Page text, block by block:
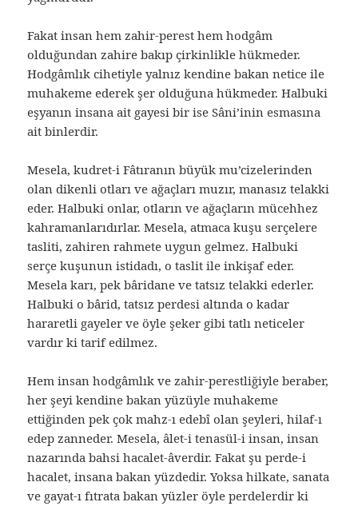
Fakat insan hem zahir-perest hem hodgâm
olduğundan zahire bakıp çirkinlikle hükmeder.
Hodgâmlık cihetiyle yalnız kendine bakan netice ile
muhakeme ederek şer olduğuna hükmeder. Halbuki
eşyanın insana ait gayesi bir ise Sâni’inin esmasına
ait binlerdir.
Mesela, kudret-i Fâtıranın büyük mu’cizelerinden
olan dikenli otları ve ağaçları muzır, manasız telakki
eder. Halbuki onlar, otların ve ağaçların mücehhez
kahramanlarıdırlar. Mesela, atmaca kuşu serçelere
tasliti, zahiren rahmete uygun gelmez. Halbuki
serçe kuşunun istidadı, o taslit ile inkişaf eder.
Mesela karı, pek bâridane ve tatsız telakki ederler.
Halbuki o bârid, tatsız perdesi altında o kadar
hararetli gayeler ve öyle şeker gibi tatlı neticeler
vardır ki tarif edilmez.
Hem insan hodgâmlık ve zahir-perestliğiyle beraber,
her şeyi kendine bakan yüzüyle muhakeme
ettiğinden pek çok mahz-ı edebî olan şeyleri, hilaf-ı
edep zanneder. Mesela, âlet-i tenasül-i insan, insan
nazarında bahsi hacalet-âverdir. Fakat şu perde-i
hacalet, insana bakan yüzdedir. Yoksa hilkate, sanata
ve gayat-ı fıtrata bakan yüzler öyle perdelerdir ki